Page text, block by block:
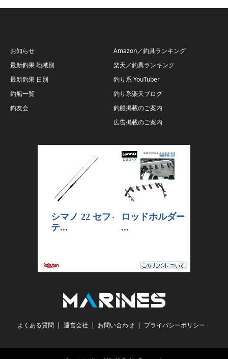
お知らせ
最新釣果 地域別
最新釣果 日別
釣船一覧
釣友会
Amazon／釣具ランキング
楽天／釣具ランキング
釣り系 YouTuber
釣り系楽天ブログ
釣船掲載のご案内
広告掲載のご案内
よくある質問 運営会社 お問い合わせ プライバシーポリシー